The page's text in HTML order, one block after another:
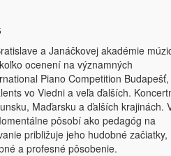
a Janáčkovej akadémie
ocenení na významných
Piano Competition Budapešť,
vo Viedni a veľa ďalších.
Maďarsku a ďalších krajinách.
pôsobí ako pedagóg na
približuje jeho hudobné začiatky,
a profesné pôsobenie.